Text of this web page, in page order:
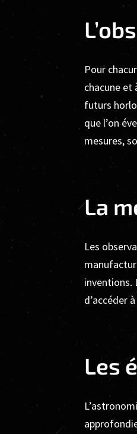
Pour
chacune et
futurs
que l’on
mesures,
La
Les
inventions.
d’accéder
Les